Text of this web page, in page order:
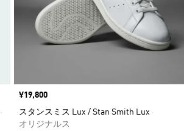
価格
¥19,800
スタンスミス Lux / Stan Smith Lux
オリジナルス